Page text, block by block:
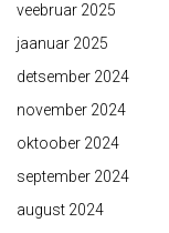
veebruar 2025
jaanuar 2025
detsember 2024
november 2024
oktoober 2024
september 2024
august 2024